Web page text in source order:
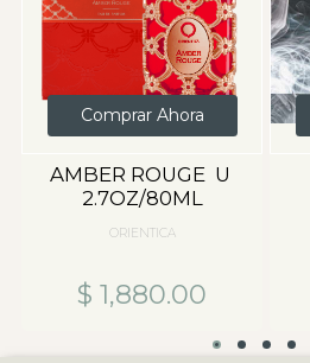
Comprar Ahora
AMBER ROUGE U
2.7OZ/80ML
ORIENTICA
$ 1,880.00